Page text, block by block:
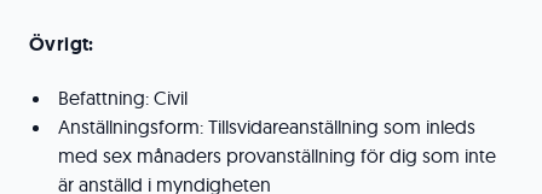
Övrigt:
Befattning: Civil
Anställningsform: Tillsvidareanställning som inleds
med sex månaders provanställning för dig som inte
är anställd i myndigheten